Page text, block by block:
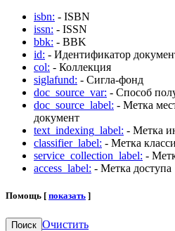
isbn: - ISBN
issn: - ISSN
bbk: - BBK
id: - Идентификатор
col: - Коллекция
siglafund: - Сигла-фонд
doc_source_var: - Способ
doc_source_label: - Метка
документ
text_indexing_label: - Метка
classifier_label: - Метка
service_collection_label: -
access_label: - Метка доступа
Помощь [ показать ]
Поиск Очистить